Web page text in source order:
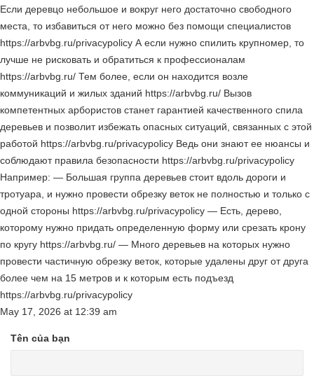
Если деревцо небольшое и вокруг него достаточно свободного
места, то избавиться от него можно без помощи специалистов
https://arbvbg.ru/privacypolicy А если нужно спилить крупномер, то
лучше не рисковать и обратиться к профессионалам
https://arbvbg.ru/ Тем более, если он находится возле
коммуникаций и жилых зданий https://arbvbg.ru/ Вызов
компетентных арбористов станет гарантией качественного спила
деревьев и позволит избежать опасных ситуаций, связанных с этой
работой https://arbvbg.ru/privacypolicy Ведь они знают ее нюансы и
соблюдают правила безопасности https://arbvbg.ru/privacypolicy
Например: — Большая группа деревьев стоит вдоль дороги и
тротуара, и нужно провести обрезку веток не полностью и только с
одной стороны https://arbvbg.ru/privacypolicy — Есть, дерево,
которому нужно придать определенную форму или срезать крону
по кругу https://arbvbg.ru/ — Много деревьев на которых нужно
провести частичную обрезку веток, которые удалены друг от друга
более чем на 15 метров и к которым есть подъезд
https://arbvbg.ru/privacypolicy
May 17, 2026 at 12:39 am
Tên của bạn